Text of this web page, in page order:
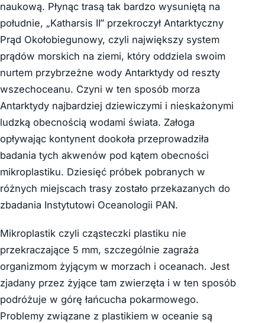
naukową. Płynąc trasą tak bardzo wysuniętą na
południe, „Katharsis II” przekroczył Antarktyczny
Prąd Okołobiegunowy, czyli największy system
prądów morskich na ziemi, który oddziela swoim
nurtem przybrzeżne wody Antarktydy od reszty
wszechoceanu. Czyni w ten sposób morza
Antarktydy najbardziej dziewiczymi i nieskażonymi
ludzką obecnością wodami świata. Załoga
opływając kontynent dookoła przeprowadziła
badania tych akwenów pod kątem obecności
mikroplastiku. Dziesięć próbek pobranych w
różnych miejscach trasy zostało przekazanych do
zbadania Instytutowi Oceanologii PAN.
Mikroplastik czyli cząsteczki plastiku nie
przekraczające 5 mm, szczególnie zagraża
organizmom żyjącym w morzach i oceanach. Jest
zjadany przez żyjące tam zwierzęta i w ten sposób
podróżuje w górę łańcucha pokarmowego.
Problemy związane z plastikiem w oceanie są